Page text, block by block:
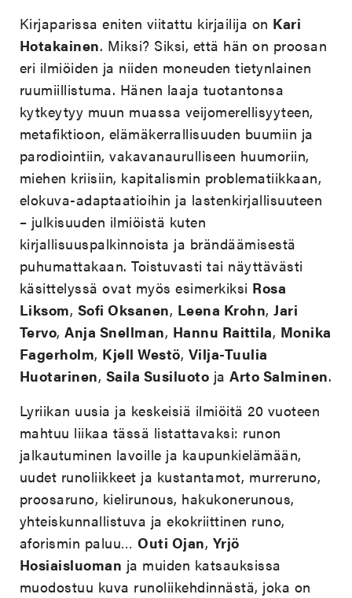
Kirjaparissa eniten viitattu kirjailija on Kari
Hotakainen. Miksi? Siksi, että hän on proosan
eri ilmiöiden ja niiden moneuden tietynlainen
ruumiillistuma. Hänen laaja tuotantonsa
kytkeytyy muun muassa veijomerellisyyteen,
metafiktioon, elämäkerrallisuuden buumiin ja
parodiointiin, vakavanaurulliseen huumoriin,
miehen kriisiin, kapitalismin problematiikkaan,
elokuva-adaptaatioihin ja lastenkirjallisuuteen
– julkisuuden ilmiöistä kuten
kirjallisuuspalkinnoista ja brändäämisestä
puhumattakaan. Toistuvasti tai näyttävästi
käsittelyssä ovat myös esimerkiksi Rosa
Liksom, Sofi Oksanen, Leena Krohn,Jari
Tervo,Anja Snellman, Hannu Raittila, Monika
Fagerholm, Kjell Westö, Vilja-Tuulia
Huotarinen, Saila Susiluoto jaArto Salminen.
Lyriikan uusia ja keskeisiä ilmiöitä 20 vuoteen
mahtuu liikaa tässä listattavaksi: runon
jalkautuminen lavoille ja kaupunkielämään,
uudet runoliikkeet ja kustantamot, murreruno,
proosaruno, kielirunous, hakukonerunous,
yhteiskunnallistuva ja ekokriittinen runo,
aforismin paluu…Outi Ojan, Yrjö
Hosiaisluoman ja muiden katsauksissa
muodostuu kuva runoliikehdinnästä, joka on